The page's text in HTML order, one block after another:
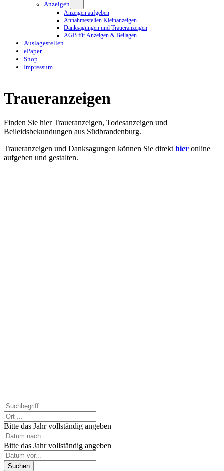
Anzeigen
Anzeigen aufgeben
Annahmestellen Kleinanzeigen
Danksagungen und Traueranzeigen
AGB für Anzeigen & Beilagen
Auslagestellen
ePaper
Shop
Impressum
Traueranzeigen
Finden Sie hier Traueranzeigen, Todesanzeigen und
Beileidsbekundungen aus Südbrandenburg.
Traueranzeigen und Danksagungen können Sie direkt hier online
aufgeben und gestalten.
Bitte das Jahr vollständig angeben
Bitte das Jahr vollständig angeben
Suchen